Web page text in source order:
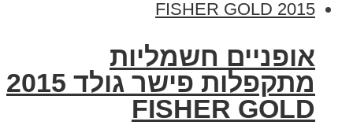
אופניים חשמליות
מתקפלות פישר גולד 2015
FISHER GOLD